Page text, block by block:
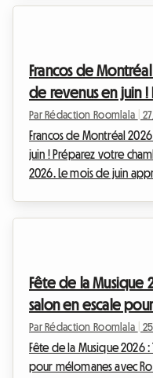
l'architecture. Du 9 au ...
Francos de
de revenus en juin
avec Roomlala
Par Rédaction Roomlala
Francos de Montréal
juin ! Préparez votre
2026. Le mois de juin
payants, attireront des
Fête de la Musique
salon en escale
Par Rédaction Roomlala
Fête de la Musique 2026
pour mélomanes avec